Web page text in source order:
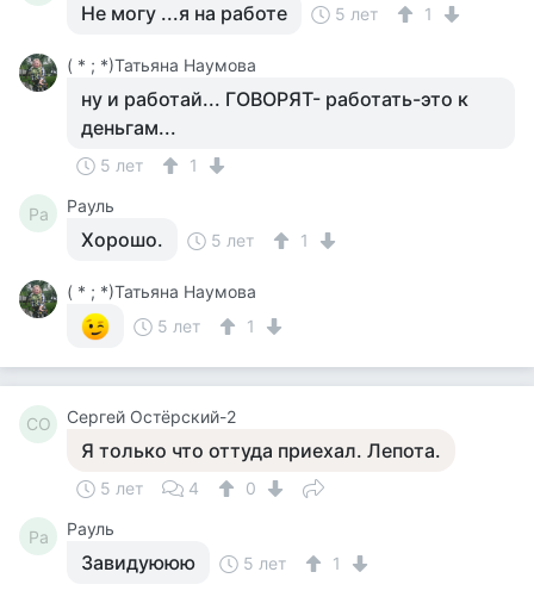
Не могу ...я на работе 5 лет 1
( * ; *)Татьяна Наумова
ну и работай... ГОВОРЯТ- работать-это к
деньгам...
5 лет 1
Ра Рауль
Хорошо. 5 лет 1
( * ; *)Татьяна Наумова
5 лет
1
СО Сергей Остёрский-2
Я только что оттуда приехал. Лепота.
5 лет 4 0
Ра Рауль
Завидуююю 5 лет 1